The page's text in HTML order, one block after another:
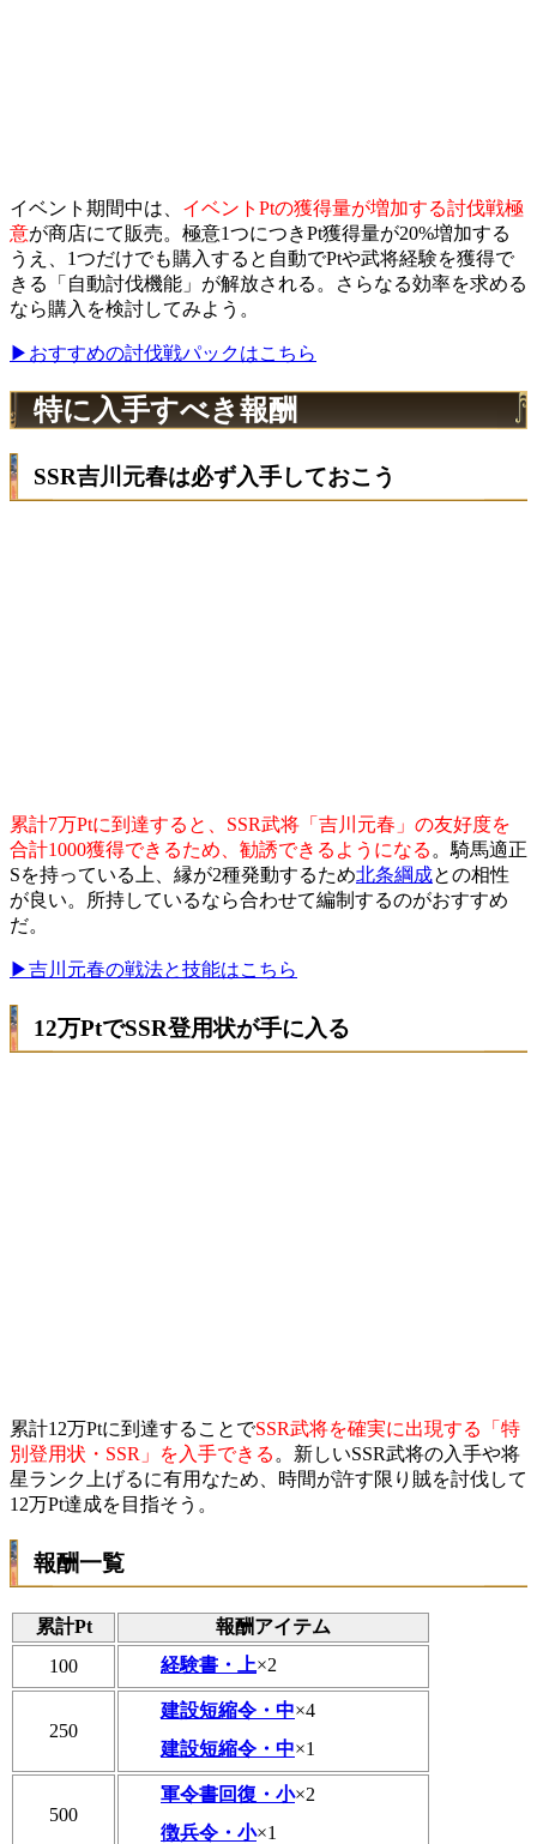
イベント期間中は、 イベントPtの獲得量が増加する討伐戦極
意が商店にて販売。極意1つにつきPt獲得量が20%増加する
うえ、1つだけでも購入すると自動でPtや武将経験を獲得で
きる「自動討伐機能」が解放される。さらなる効率を求める
なら購入を検討してみよう。
▶おすすめの討伐戦パックはこちら
特に入手すべき報酬
SSR吉川元春は必ず入手しておこう
累計7万Ptに到達すると、SSR武将「吉川元春」の友好度を
合計1000獲得できるため、勧誘できるようになる 。騎馬適正
Sを持っている上、縁が2種発動するため北条綱成との相性
が良い。所持しているなら合わせて編制するのがおすすめ
だ。
▶吉川元春の戦法と技能はこちら
12万PtでSSR登用状が手に入る
累計12万Ptに到達することでSSR武将を確実に出現する「特
別登用状・SSR」を入手できる 。新しいSSR武将の入手や将
星ランク上げるに有用なため、時間が許す限り賊を討伐して
12万Pt達成を目指そう。
報酬一覧
累計Pt
報酬アイテム
100
経験書・上×2
250
建設短縮令・中×4
建設短縮令・中×1
500
軍令書回復・小×2
徴兵令・小×1